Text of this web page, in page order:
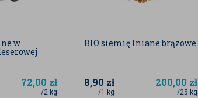
od
w
72,00 zł
/2 kg
BIO siemię lniane brązowe
8,90 zł
/1 kg
200,00 zł
/25 kg